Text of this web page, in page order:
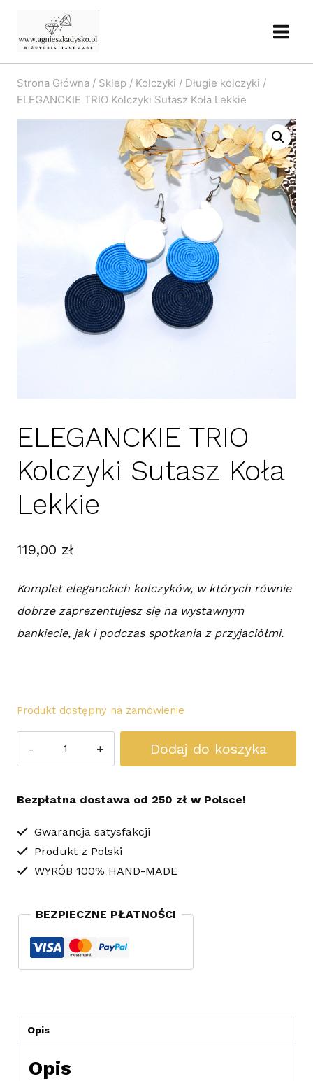
Strona Główna / Sklep / Kolczyki / Długie kolczyki /
ELEGANCKIE TRIO Kolczyki Sutasz Koła Lekkie
ELEGANCKIE TRIO
Kolczyki Sutasz Koła
Lekkie
119,00 zł
Komplet eleganckich kolczyków, w których równie
dobrze zaprezentujesz się na wystawnym
bankiecie, jak i podczas spotkania z przyjaciółmi.
Produkt dostępny na zamówienie
ELEGANCKIE
Kolczyki
Sutasz
Koła
Lekkie
Dodaj do koszyka
Bezpłatna dostawa od 250 zł w Polsce!
Gwarancja satysfakcji
Produkt z Polski
WYRÓB 100% HAND-MADE
BEZPIECZNE PŁATNOŚCI
Opis
Opis